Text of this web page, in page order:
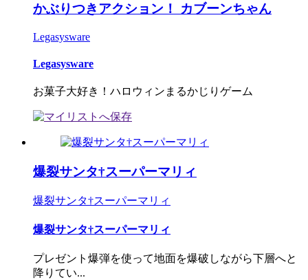
かぶりつきアクション！ カブーンちゃん
Legasysware
Legasysware
お菓子大好き！ハロウィンまるかじりゲーム
爆裂サンタ†スーパーマリィ
爆裂サンタ†スーパーマリィ
爆裂サンタ†スーパーマリィ
プレゼント爆弾を使って地面を爆破しながら下層へと
降りてい...